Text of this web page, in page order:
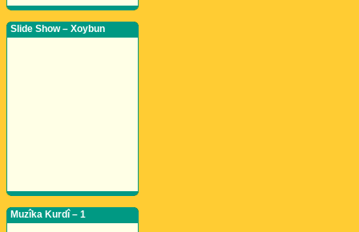
Slide Show – Xoybun
Muzîka Kurdî – 1